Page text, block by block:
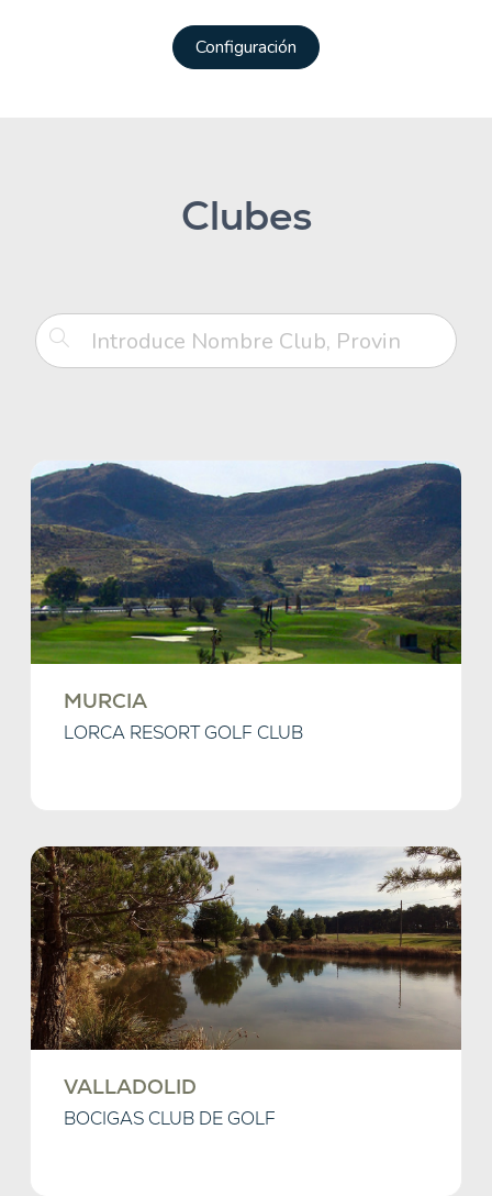
Configuración
Todas
Clubes
MURCIA
LORCA RESORT GOLF CLUB
VALLADOLID
BOCIGAS CLUB DE GOLF